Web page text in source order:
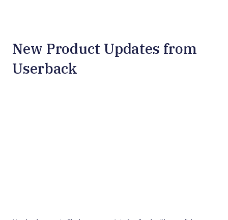
New Product Updates from
Userback